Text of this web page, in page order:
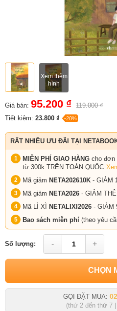
Xem thêm
hình
Giá bán: 95.200 ₫ 119.000 ₫
Tiết kiệm: 23.800 ₫ -20%
RẤT NHIỀU ƯU ĐÃI TẠI
MIỄN PHÍ GIAO HÀNG cho đơn
từ 300k TRÊN TOÀN QUỐC
Mã giảm NETA202610K - GIẢM
Mã giảm NETA2026 - GIẢM
Mã LÌ XÌ NETALIXI2026 - GIẢM
Bao sách miễn phí (theo yêu
Số lượng: - +
CHỌN
GỌI ĐẶT MUA:
(thứ 2 đến thứ 7